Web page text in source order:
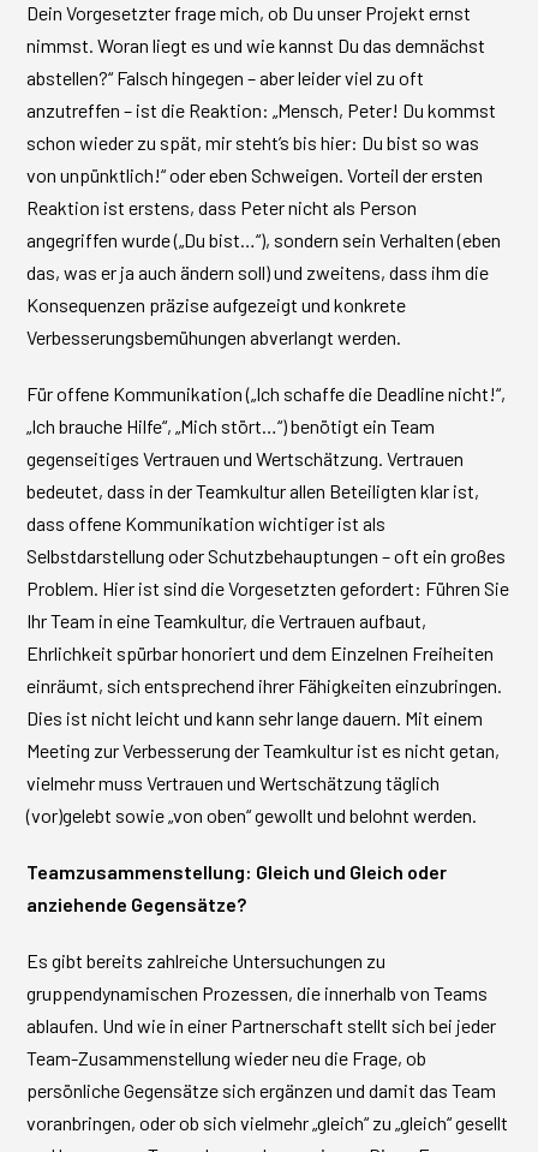
Dein Vorgesetzter frage mich, ob Du unser Projekt ernst
nimmst. Woran liegt es und wie kannst Du das demnächst
abstellen?“ Falsch hingegen – aber leider viel zu oft
anzutreffen – ist die Reaktion: „Mensch, Peter! Du kommst
schon wieder zu spät, mir steht’s bis hier: Du bist so was
von unpünktlich!“ oder eben Schweigen. Vorteil der ersten
Reaktion ist erstens, dass Peter nicht als Person
angegriffen wurde („Du bist…“), sondern sein Verhalten (eben
das, was er ja auch ändern soll) und zweitens, dass ihm die
Konsequenzen präzise aufgezeigt und konkrete
Verbesserungsbemühungen abverlangt werden.
Für offene Kommunikation („Ich schaffe die Deadline nicht!“,
„Ich brauche Hilfe“, „Mich stört…“) benötigt ein Team
gegenseitiges Vertrauen und Wertschätzung. Vertrauen
bedeutet, dass in der Teamkultur allen Beteiligten klar ist,
dass offene Kommunikation wichtiger ist als
Selbstdarstellung oder Schutzbehauptungen – oft ein großes
Problem. Hier ist sind die Vorgesetzten gefordert: Führen Sie
Ihr Team in eine Teamkultur, die Vertrauen aufbaut,
Ehrlichkeit spürbar honoriert und dem Einzelnen Freiheiten
einräumt, sich entsprechend ihrer Fähigkeiten einzubringen.
Dies ist nicht leicht und kann sehr lange dauern. Mit einem
Meeting zur Verbesserung der Teamkultur ist es nicht getan,
vielmehr muss Vertrauen und Wertschätzung täglich
(vor)gelebt sowie „von oben“ gewollt und belohnt werden.
Teamzusammenstellung: Gleich und Gleich oder
anziehende Gegensätze?
Es gibt bereits zahlreiche Untersuchungen zu
gruppendynamischen Prozessen, die innerhalb von Teams
ablaufen. Und wie in einer Partnerschaft stellt sich bei jeder
Team-Zusammenstellung wieder neu die Frage, ob
persönliche Gegensätze sich ergänzen und damit das Team
voranbringen, oder ob sich vielmehr „gleich“ zu „gleich“ gesellt